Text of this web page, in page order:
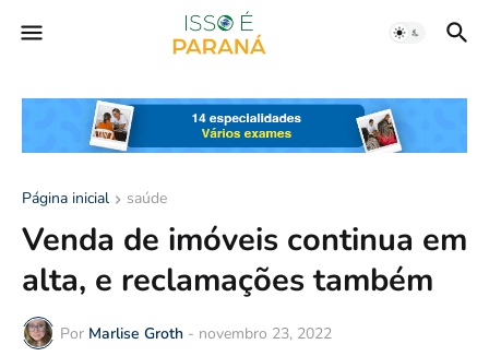
Página inicial saúde
Venda de imóveis continua em
alta, e reclamações também
Por Marlise Groth - novembro 23, 2022